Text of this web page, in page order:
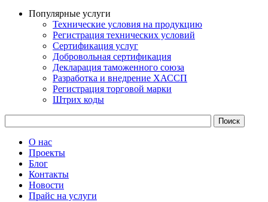
Популярные услуги
Технические условия на продукцию
Регистрация технических условий
Сертификация услуг
Добровольная сертификация
Декларация таможенного союза
Разработка и внедрение ХАССП
Регистрация торговой марки
Штрих коды
О нас
Проекты
Блог
Контакты
Новости
Прайс на услуги